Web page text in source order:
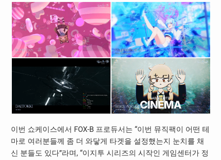
이번 쇼케이스에서 FOX-B 프로듀서는 “이번 뮤직팩이 어떤 테
마로 여러분들께 좀 더 와닿게 타겟을 설정했는지 눈치를 채
신 분들도 있다”라며, “이지투 시리즈의 시작인 게임센터가 정